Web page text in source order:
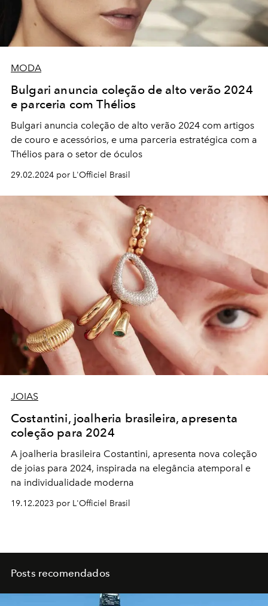
MODA
Bulgari anuncia coleção de alto verão 2024
e parceria com Thélios
Bulgari anuncia coleção de alto verão 2024 com artigos
de couro e acessórios, e uma parceria estratégica com a
Thélios para o setor de óculos
29.02.2024 por L'Officiel Brasil
JOIAS
Costantini, joalheria brasileira, apresenta
coleção para 2024
A joalheria brasileira Costantini, apresenta nova coleção
de joias para 2024, inspirada na elegância atemporal e
na individualidade moderna
19.12.2023 por L'Officiel Brasil
Posts recomendados